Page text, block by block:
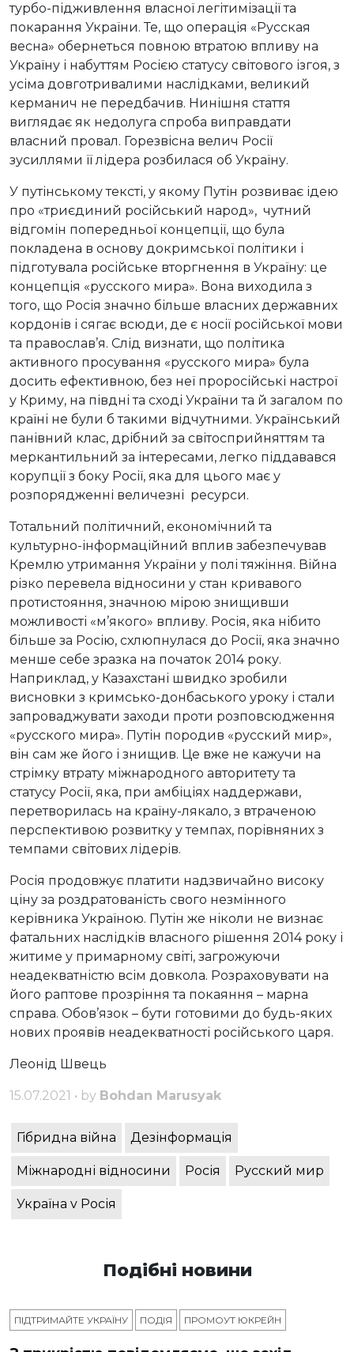
турбо-підживлення власної легітимізації та
покарання України. Те, що операція «Русская
весна» обернеться повною втратою впливу на
Україну і набуттям Росією статусу світового ізгоя, з
усіма довготривалими наслідками, великий
керманич не передбачив. Нинішня стаття
виглядає як недолуга спроба виправдати
власний провал. Горезвісна велич Росії
зусиллями її лідера розбилася об Україну.
У путінському тексті, у якому Путін розвиває ідею
про «триєдиний російський народ», чутний
відгомін попередньої концепції, що була
покладена в основу докримської політики і
підготувала російське вторгнення в Україну: це
концепція «русского мира». Вона виходила з
того, що Росія значно більше власних державних
кордонів і сягає всюди, де є носії російської мови
та православ’я. Слід визнати, що політика
активного просування «русского мира» була
досить ефективною, без неї проросійські настрої
у Криму, на півдні та сході України та й загалом по
країні не були б такими відчутними. Український
панівний клас, дрібний за світосприйняттям та
меркантильний за інтересами, легко піддавався
корупції з боку Росії, яка для цього має у
розпорядженні величезні ресурси.
Тотальний політичний, економічний та
культурно-інформаційний вплив забезпечував
Кремлю утримання України у полі тяжіння. Війна
різко перевела відносини у стан кривавого
протистояння, значною мірою знищивши
можливості «м’якого» впливу. Росія, яка нібито
більше за Росію, схлюпнулася до Росії, яка значно
менше себе зразка на початок 2014 року.
Наприклад, у Казахстані швидко зробили
висновки з кримсько-донбаського уроку і стали
запроваджувати заходи проти розповсюдження
«русского мира». Путін породив «русский мир»,
він сам же його і знищив. Це вже не кажучи на
стрімку втрату міжнародного авторитету та
статусу Росії, яка, при амбіціях наддержави,
перетворилась на країну-лякало, з втраченою
перспективою розвитку у темпах, порівняних з
темпами світових лідерів.
Росія продовжує платити надзвичайно високу
ціну за роздратованість свого незмінного
керівника Україною. Путін же ніколи не визнає
фатальних наслідків власного рішення 2014 року і
житиме у примарному світі, загрожуючи
неадекватністю всім довкола. Розраховувати на
його раптове прозріння та покаяння – марна
справа. Обов’язок – бути готовими до будь-яких
нових проявів неадекватності російського царя.
Леонід Швець
15.07.2021 • by Bohdan Marusyak
Гібридна війна Дезінформація
Міжнародні відносини Росія Русский мир
Україна v Росія
Подібні новини
ПІДТРИМАЙТЕ УКРАЇНУ ПОДІЯ ПРОМОУТ ЮКРЕЙН